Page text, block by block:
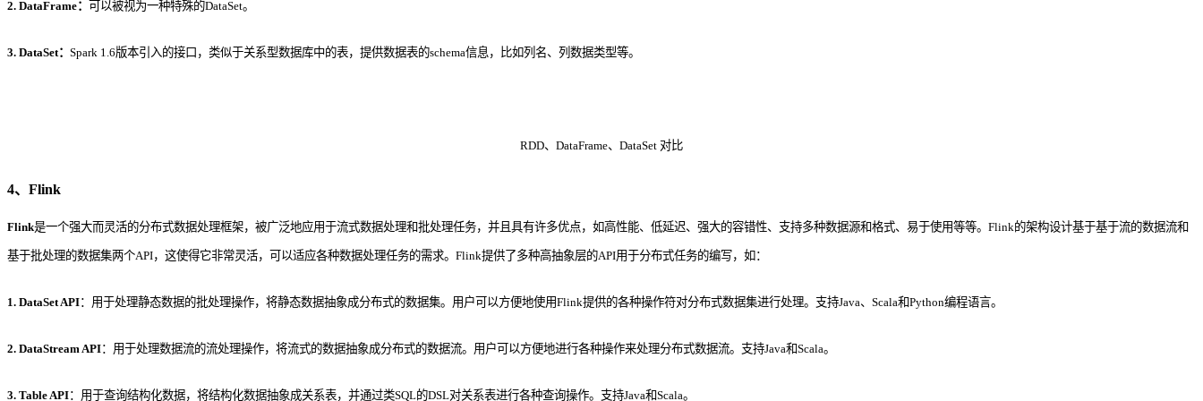
2. DataFrame： 可以被视为一种特殊的DataSet。
3. DataSet： Spark 1.6版本引入的接口，类似于关系型数据库中的表，提供数据表的schema信息，比如列名、列数据类型等。
RDD、DataFrame、DataSet 对比
4、Flink
Flink是一个强大而灵活的分布式数据处理框架，被广泛地应用于流式数据处理和批处理任务，并且具有许多优点，如高性能、低延迟、强大的容错性、支持多种数据源和格式、易于使用等等。Flink的架构设计基于基于流的数据流和
基于批处理的数据集两个API，这使得它非常灵活，可以适应各种数据处理任务的需求。Flink提供了多种高抽象层的API用于分布式任务的编写，如：
1. DataSet API：用于处理静态数据的批处理操作，将静态数据抽象成分布式的数据集。用户可以方便地使用Flink提供的各种操作符对分布式数据集进行处理。支持Java、Scala和Python编程语言。
2. DataStream API：用于处理数据流的流处理操作，将流式的数据抽象成分布式的数据流。用户可以方便地进行各种操作来处理分布式数据流。支持Java和Scala。
3. Table API：用于查询结构化数据，将结构化数据抽象成关系表，并通过类SQL的DSL对关系表进行各种查询操作。支持Java和Scala。